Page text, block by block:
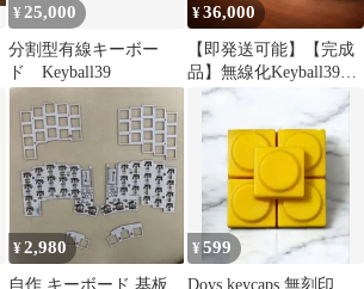
¥ 25,000
分割型有線キーボー
ド Keyball39
¥36,000
【即発送可能】【完成
品】無線化Keyball39
roBa 分割キーボード 黒
¥2,980
自作 キーボード 基板、
¥599
Doys keycaps 無刻印